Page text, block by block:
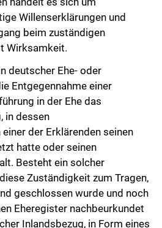
Willenserklärungen und
beim zuständigen
Wirksamkeit.
deutscher Ehe- oder
Entgegennahme einer
in der Ehe das
in dessen
der Erklärenden seinen
hatte oder seinen
Besteht ein solcher
Zuständigkeit zum Tragen,
geschlossen wurde und noch
Eheregister nachbeurkundet
Inlandsbezug, in Form eines